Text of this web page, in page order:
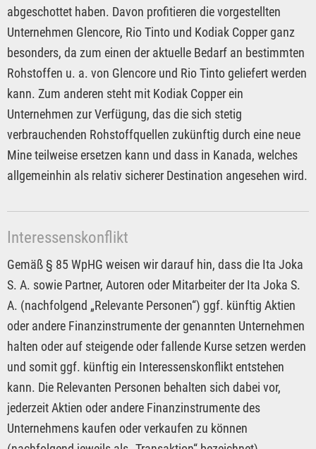
abgeschottet haben. Davon profitieren die vorgestellten
Unternehmen Glencore, Rio Tinto und Kodiak Copper ganz
besonders, da zum einen der aktuelle Bedarf an bestimmten
Rohstoffen u. a. von Glencore und Rio Tinto geliefert werden
kann. Zum anderen steht mit Kodiak Copper ein
Unternehmen zur Verfügung, das die sich stetig
verbrauchenden Rohstoffquellen zukünftig durch eine neue
Mine teilweise ersetzen kann und dass in Kanada, welches
allgemeinhin als relativ sicherer Destination angesehen wird.
Interessenskonflikt
Gemäß § 85 WpHG weisen wir darauf hin, dass die Ita Joka
S. A. sowie Partner, Autoren oder Mitarbeiter der Ita Joka S.
A. (nachfolgend „Relevante Personen“) ggf. künftig Aktien
oder andere Finanzinstrumente der genannten Unternehmen
halten oder auf steigende oder fallende Kurse setzen werden
und somit ggf. künftig ein Interessenskonflikt entstehen
kann. Die Relevanten Personen behalten sich dabei vor,
jederzeit Aktien oder andere Finanzinstrumente des
Unternehmens kaufen oder verkaufen zu können